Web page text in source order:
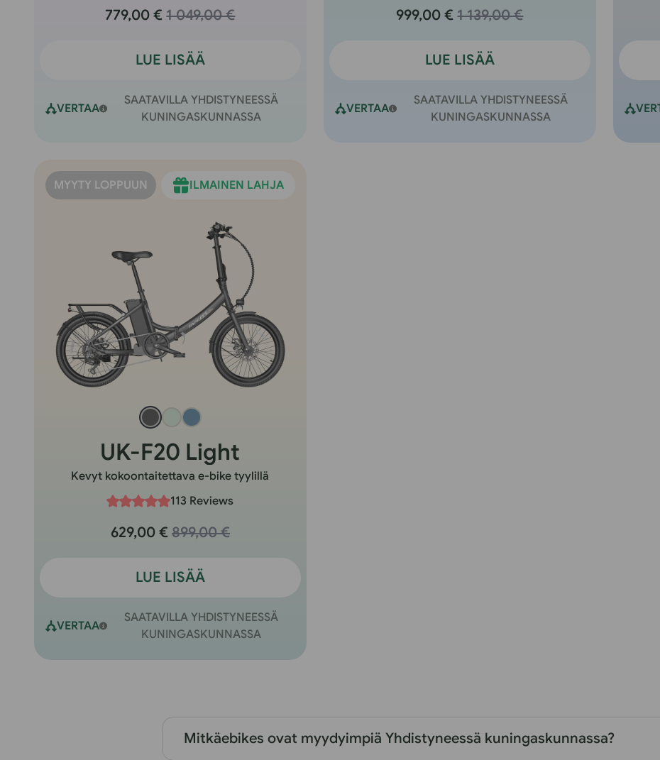
779,00 € 1 049,00 €
LUE LISÄÄ
VERTAA
SAATAVILLA YHDISTYNEESSÄ
KUNINGASKUNNASSA
999,00 € 1 139,00 €
LUE LISÄÄ
VERTAA
SAATAVILLA YHDISTYNEESSÄ
KUNINGASKUNNASSA
MYYTY LOPPUUN ILMAINEN LAHJA
UK-F20 Light
Kevyt kokoontaitettava e-bike tyylillä
113 Reviews
629,00 € 899,00 €
LUE LISÄÄ
VERTAA
SAATAVILLA YHDISTYNEESSÄ
KUNINGASKUNNASSA
Mitkäebikes ovat myydyimpiä Yhdistyneessä kuningaskunnassa?